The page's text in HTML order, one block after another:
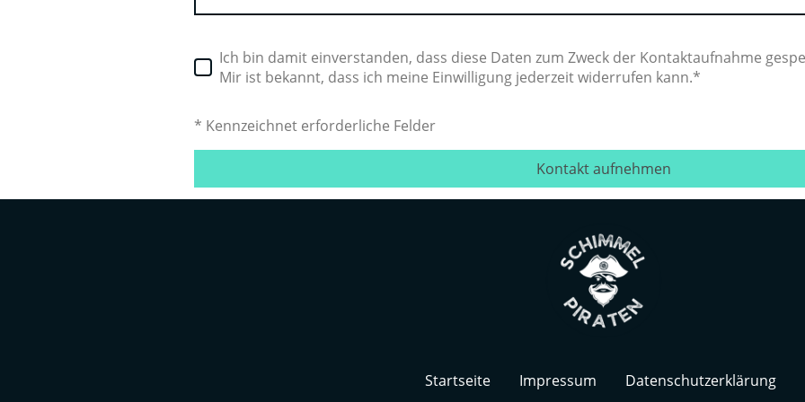
Ich bin damit einverstanden, dass diese Daten zum Zweck der Kontaktaufnahme
Mir ist bekannt, dass ich meine Einwilligung jederzeit widerrufen kann.*
* Kennzeichnet erforderliche Felder
Kontakt aufnehmen
Startseite Impressum Datenschutzerklärung